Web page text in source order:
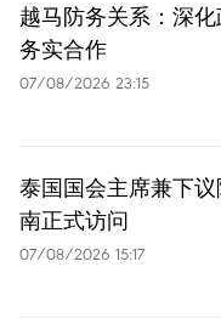
越马防务关系：深
务实合作
07/08/2026 23:15
泰国国会主席兼下
南正式访问
07/08/2026 15:17